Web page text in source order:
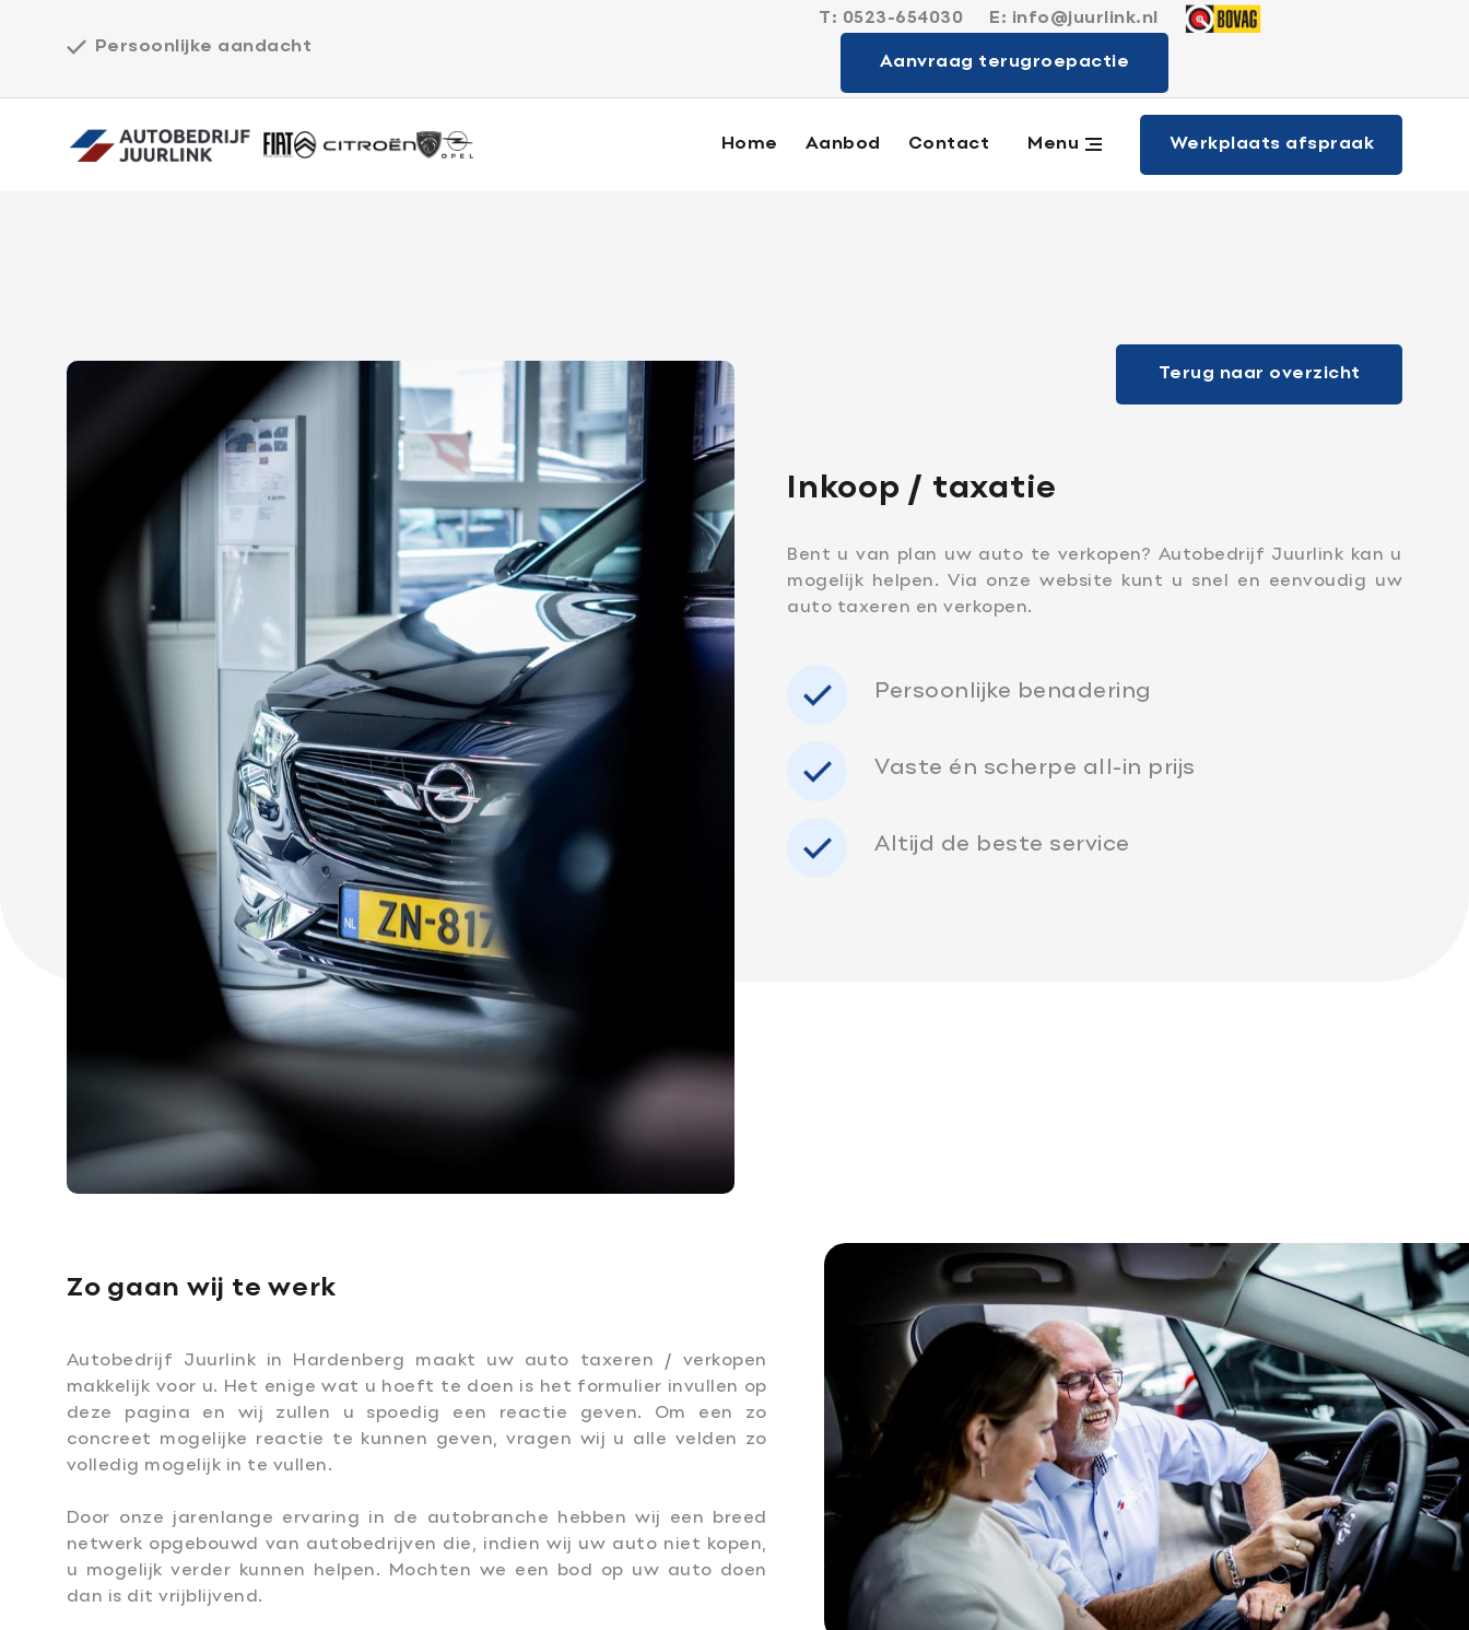
Persoonlijke aandacht
T: 0523-654030 E: info@juurlink.nl
Aanvraag terugroepactie
Home Aanbod Contact Menu Werkplaats afspraak
Over ons Verkocht
Vacatures Contact
Koningsspil 6
7773 NK Hardenberg
Openingstijden Werkplaats
Ma-vr
07:30 - 17:30
Za
Openingstijden Showroom
Buiten openingstijden op afspraak
Terug naar overzicht
Inkoop / taxatie
Bent u van plan uw auto te verkopen? Autobedrijf Juurlink kan u
mogelijk helpen. Via onze website kunt u snel en eenvoudig uw
auto taxeren en verkopen.
Persoonlijke benadering
Vaste én scherpe all-in prijs
Altijd de beste service
Zo gaan wij te werk
Autobedrijf Juurlink in Hardenberg maakt uw auto taxeren / verkopen
makkelijk voor u. Het enige wat u hoeft te doen is het formulier invullen op
deze pagina en wij zullen u spoedig een reactie geven. Om een zo
concreet mogelijke reactie te kunnen geven, vragen wij u alle velden zo
volledig mogelijk in te vullen.
Door onze jarenlange ervaring in de autobranche hebben wij een breed
netwerk opgebouwd van autobedrijven die, indien wij uw auto niet kopen,
u mogelijk verder kunnen helpen. Mochten we een bod op uw auto doen
dan is dit vrijblijvend.